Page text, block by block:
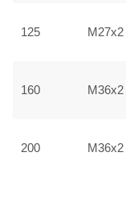
125 M27x2
160 M36x2
200 M36x2